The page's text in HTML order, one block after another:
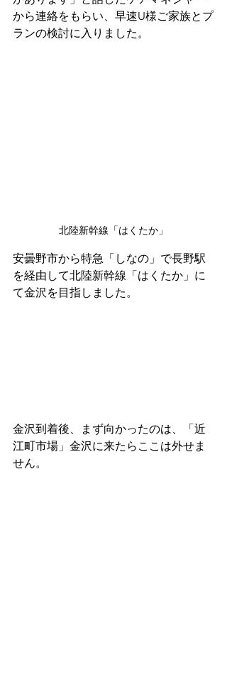
から連絡をもらい、早速U様ご家族とプ
ランの検討に入りました。
北陸新幹線「はくたか」
安曇野市から特急「しなの」で長野駅
を経由して北陸新幹線「はくたか」に
て金沢を目指しました。
金沢到着後、まず向かったのは、「近
江町市場」金沢に来たらここは外せま
せん。